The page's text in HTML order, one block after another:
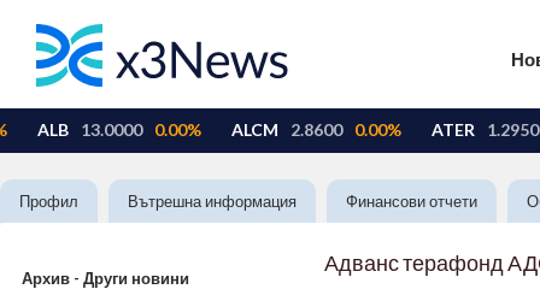
Профил Вътрешна информация Финансови отчети
Архив - Други новини
Адванс терафонд